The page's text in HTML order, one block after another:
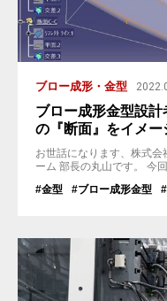
ブロー成形・金型
ブロー成形金型設
の『断面』をイメ
お世話になります、株式
ーム 部長の丸山です。 今
ます。 ブロー製品設計者
#金型 #ブロー成形金型